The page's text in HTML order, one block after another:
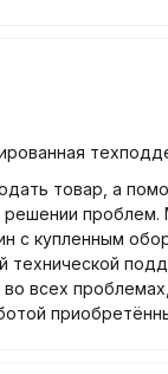
товар, а
решении проблем.
с купленным
технической
всех